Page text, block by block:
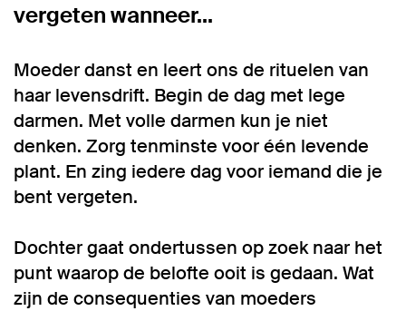
vergeten wanneer...
Moeder danst en leert ons de rituelen van
haar levensdrift. Begin de dag met lege
darmen. Met volle darmen kun je niet
denken. Zorg tenminste voor één levende
plant. En zing iedere dag voor iemand die je
bent vergeten.
Dochter gaat ondertussen op zoek naar het
punt waarop de belofte ooit is gedaan. Wat
zijn de consequenties van moeders